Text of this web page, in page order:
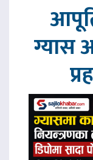
ग्यास